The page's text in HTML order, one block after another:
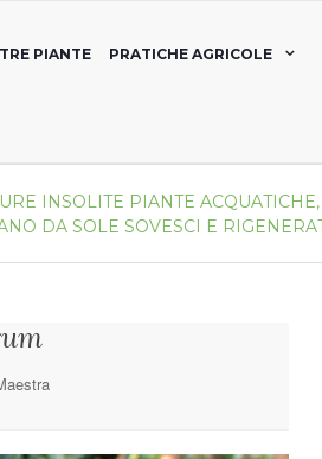
PIANTE PRATICHE AGRICOLE
INSOLITE PIANTE
DA SOLE SOVESCI E